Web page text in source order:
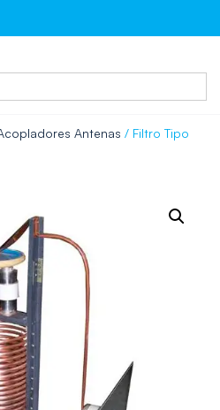
Antenas / Filtro Tipo